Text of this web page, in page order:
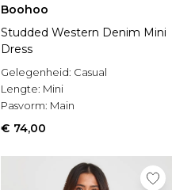
Boohoo
Studded Western Denim Mini
Dress
Gelegenheid: Casual
Lengte: Mini
Pasvorm: Main
€ 74,00